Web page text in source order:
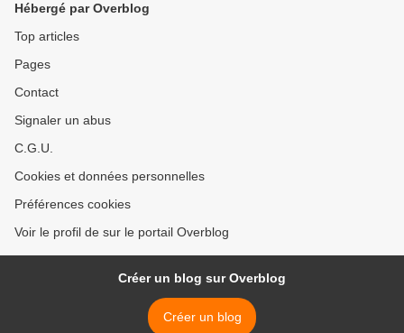
Hébergé par Overblog
Top articles
Pages
Contact
Signaler un abus
C.G.U.
Cookies et données personnelles
Préférences cookies
Voir le profil de sur le portail Overblog
Créer un blog sur Overblog
Créer un blog